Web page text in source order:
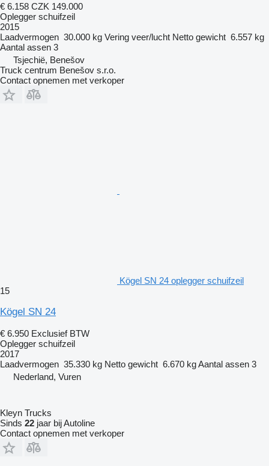
€ 6.158 CZK 149.000
Oplegger schuifzeil
2015
Laadvermogen 30.000 kg Vering veer/lucht Netto gewicht 6.557 kg
Aantal assen 3
Tsjechië, Benešov
Truck centrum Benešov s.r.o.
Contact opnemen met verkoper
Kögel SN 24 oplegger schuifzeil
15
Kögel SN 24
€ 6.950 Exclusief BTW
Oplegger schuifzeil
2017
Laadvermogen 35.330 kg Netto gewicht 6.670 kgAantal assen 3
Nederland, Vuren
Kleyn Trucks
Sinds 22 jaar bij Autoline
Contact opnemen met verkoper